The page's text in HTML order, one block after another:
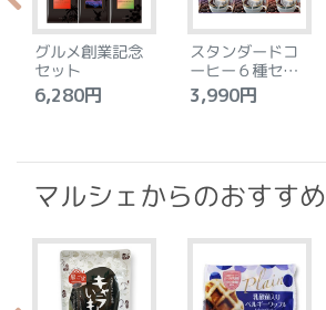
グルメ創業記念
セット
6,280円
スタンダードコ
ーヒー６種セッ
ト
3,990円
マルシェからのおすすめ